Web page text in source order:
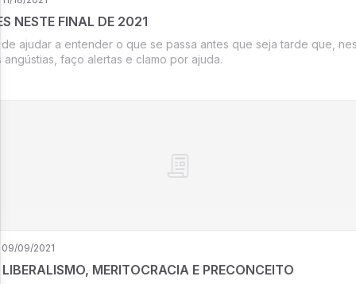
NESTE FINAL DE 2021
ajudar a entender o que se passa antes que seja tarde que,
angústias, faço alertas e clamo por ajuda.
09/09/2021
MERITOCRACIA E PRECONCEITO